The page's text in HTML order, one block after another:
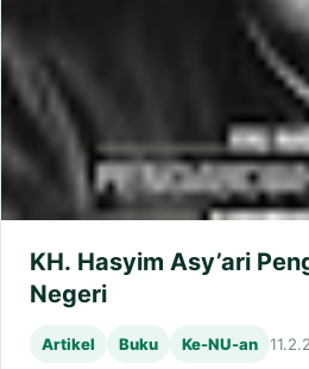
KH. Hasyim Asy’ari
Negeri
Artikel Buku Ke-NU-an